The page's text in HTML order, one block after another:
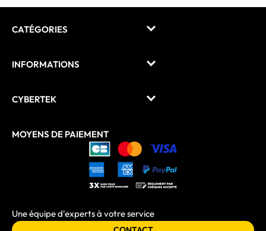
CATÉGORIES
INFORMATIONS
CYBERTEK
MOYENS DE PAIEMENT
Une équipe d'experts à votre service